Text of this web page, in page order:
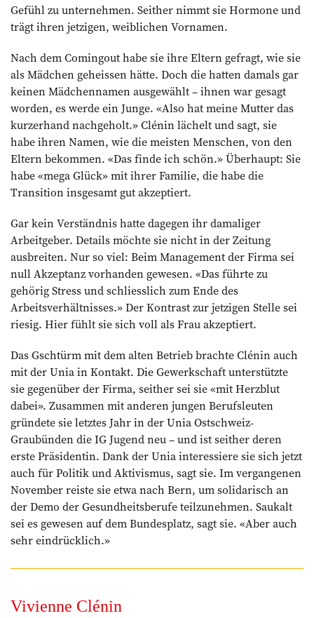
Gefühl zu unternehmen. Seither nimmt sie Hormone und
trägt ihren jetzigen, weiblichen Vornamen.
Nach dem Comingout habe sie ihre Eltern gefragt, wie sie
als Mädchen geheissen hätte. Doch die hatten damals gar
keinen Mädchennamen ausgewählt – ihnen war gesagt
worden, es werde ein Junge. «Also hat meine Mutter das
kurzerhand nachgeholt.» Clénin lächelt und sagt, sie
habe ihren Namen, wie die meisten Menschen, von den
Eltern bekommen. «Das finde ich schön.» Überhaupt: Sie
habe «mega Glück» mit ihrer Familie, die habe die
Transition insgesamt gut akzeptiert.
Gar kein Verständnis hatte dagegen ihr damaliger
Arbeitgeber. Details möchte sie nicht in der Zeitung
ausbreiten. Nur so viel: Beim Management der Firma sei
null Akzeptanz vorhanden gewesen. «Das führte zu
gehörig Stress und schliesslich zum Ende des
Arbeitsverhältnisses.» Der Kontrast zur jetzigen Stelle sei
riesig. Hier fühlt sie sich voll als Frau akzeptiert.
Das Gschtürm mit dem alten Betrieb brachte Clénin auch
mit der Unia in Kontakt. Die Gewerkschaft unterstützte
sie gegenüber der Firma, seither sei sie «mit Herzblut
dabei». Zusammen mit anderen jungen Berufsleuten
gründete sie letztes Jahr in der Unia Ostschweiz-
Graubünden die IG Jugend neu – und ist seither deren
erste Präsidentin. Dank der Unia interessiere sie sich jetzt
auch für Politik und Aktivismus, sagt sie. Im vergangenen
November reiste sie etwa nach Bern, um solidarisch an
der Demo der Gesundheitsberufe teilzunehmen. Saukalt
sei es gewesen auf dem Bundesplatz, sagt sie. «Aber auch
sehr eindrücklich.»
Vivienne Clénin